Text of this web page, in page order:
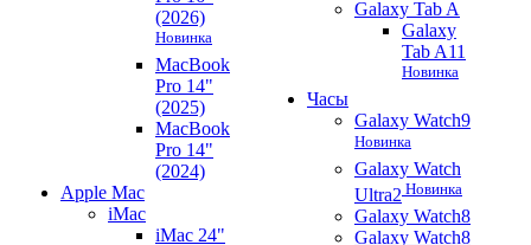
(2026)
Новинка
MacBook
Pro 14"
(2025)
MacBook
Pro 14"
(2024)
Apple Mac
iMac
iMac 24"
Galaxy Tab A
Galaxy
Tab A11
Новинка
Часы
Galaxy Watch9
Новинка
Galaxy Watch
Ultra2 Новинка
Galaxy Watch8
Galaxy Watch8